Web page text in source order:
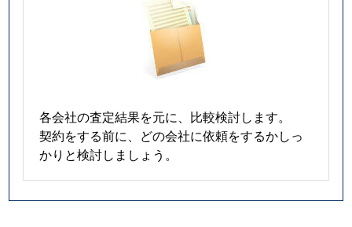
各会社の査定結果を元に、比較検討します。
契約をする前に、どの会社に依頼をするかしっ
かりと検討しましょう。